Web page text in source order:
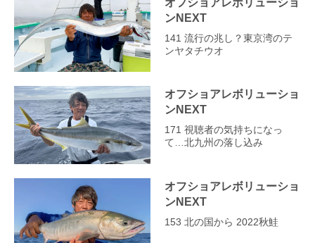
ンNEXT
141 流行の兆し？東京湾のテ
ンヤタチウオ
オフショアレボリューショ
ンNEXT
171 視聴者の気持ちになっ
て…北九州の落し込み
オフショアレボリューショ
ンNEXT
153 北の国から 2022秋鮭